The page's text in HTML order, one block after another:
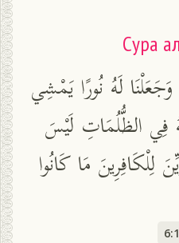
Сура
لَهُ نُورًا يَمْشِي
فِي الظُّلُمَاتِ لَيْسَ
مَا كَانُوا